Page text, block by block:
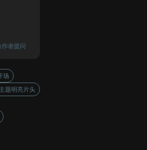
作者提问
场
题明亮片头